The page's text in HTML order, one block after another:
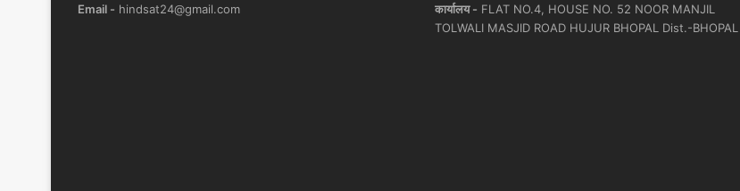
Email - hindsat24@gmail.com
कार्यालय - FLAT NO.4, HOUSE NO. 52 NOOR MANJIL
TOLWALI MASJID ROAD HUJUR BHOPAL Dist.-BHOPAL